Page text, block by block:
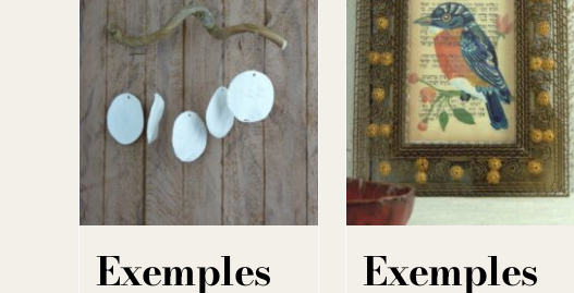
Exemples Exemples